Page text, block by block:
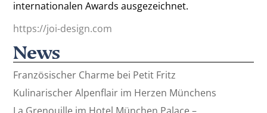
internationalen Awards ausgezeichnet.
https://joi-design.com
News
Französischer Charme bei Petit Fritz
Kulinarischer Alpenflair im Herzen Münchens